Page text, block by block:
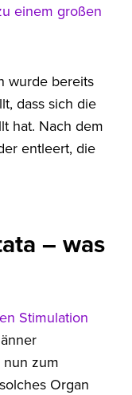
einem großen
wurde bereits
dass sich die
hat. Nach dem
entleert, die
– was
Stimulation
zum
Organ